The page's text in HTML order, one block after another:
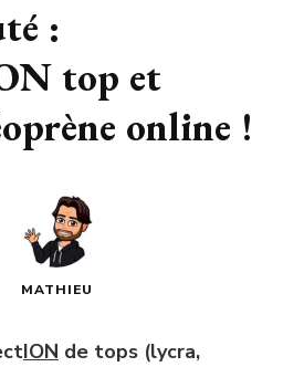
:
top et
online !
MATHIEU
ION de tops (lycra,